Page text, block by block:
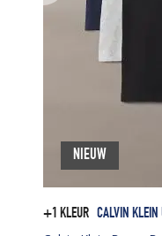
+1 KLEUR CALVIN KLEIN
NIEUW